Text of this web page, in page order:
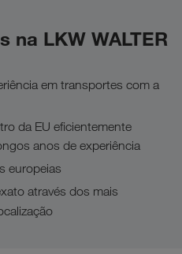
na LKW WALTER
em transportes com a
da EU eficientemente
anos de experiência
europeias
através dos mais